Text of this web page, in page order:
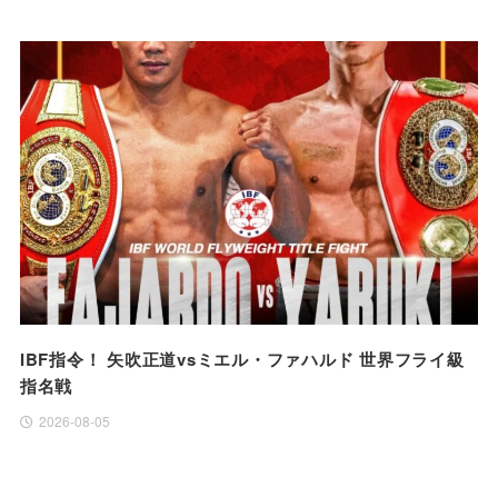
IBF指令！ 矢吹正道vsミエル・ファハルド 世界フライ級
指名戦
2026-08-05